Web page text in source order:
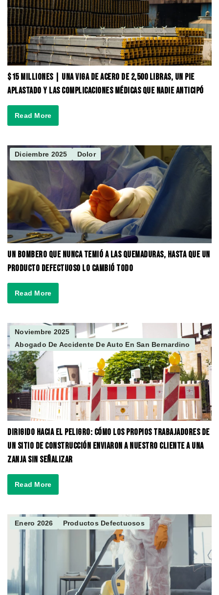
$15 Milliones | Una viga de acero de 2,500 libras, un pie
aplastado y las complicaciones médicas que nadie anticipó
Read More
Diciembre 2025 Dolor
Un bombero que nunca temió a las quemaduras, hasta que un
producto defectuoso lo cambió todo
Read More
Noviembre 2025
Abogado De Accidente De Auto En San Bernardino
Dirigido hacia el peligro: cómo los propios trabajadores de
un sitio de construcción enviaron a nuestro cliente a una
zanja sin señalizar
Read More
Enero 2026 Productos Defectuosos